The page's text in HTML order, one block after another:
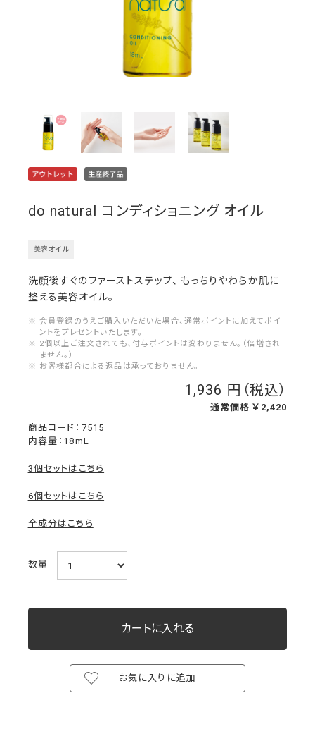
do natural コンディショニング オイル
美容オイル
1,936
通常価格 ￥2,420
7515
洗顔後すぐのファーストステップ、 もっちりやわらか肌に
整える美容オイル。
※ 会員登録のうえご購入いただいた場合、通常ポイントに加えてポイ
ントをプレゼントいたします。
※ 2個以上ご注文されても、付与ポイントは変わりません。（倍増され
ません。）
※ お客様都合による返品は承っておりません。
内容量：18mL
3個セットはこちら
6個セットはこちら
全成分はこちら
数量
お気に入りに追加